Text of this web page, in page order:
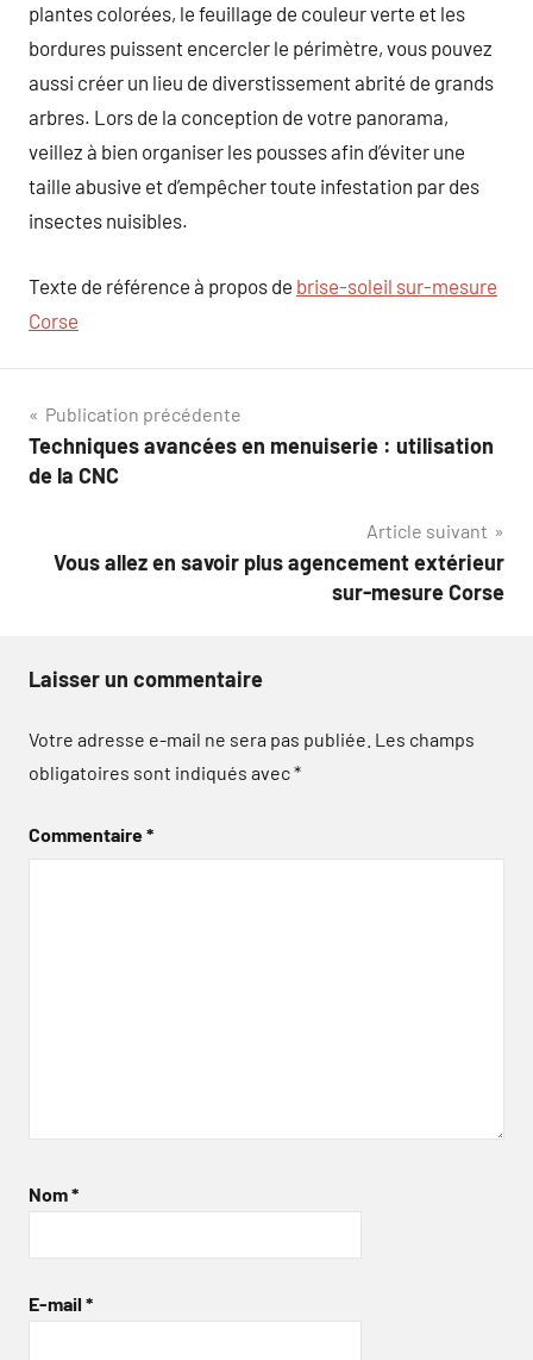
plantes colorées, le feuillage de couleur verte et les
bordures puissent encercler le périmètre, vous pouvez
aussi créer un lieu de diverstissement abrité de grands
arbres. Lors de la conception de votre panorama,
veillez à bien organiser les pousses afin d’éviter une
taille abusive et d’empêcher toute infestation par des
insectes nuisibles.
Texte de référence à propos de brise-soleil sur-mesure
Corse
Navigation
de
Publication précédente
Techniques avancées en menuiserie : utilisation
de la CNC
Article suivant
Vous allez en savoir plus agencement extérieur
sur-mesure Corse
Laisser un commentaire
Votre adresse e-mail ne sera pas publiée. Les champs
obligatoires sont indiqués avec*
Commentaire*
Nom*
E-mail *